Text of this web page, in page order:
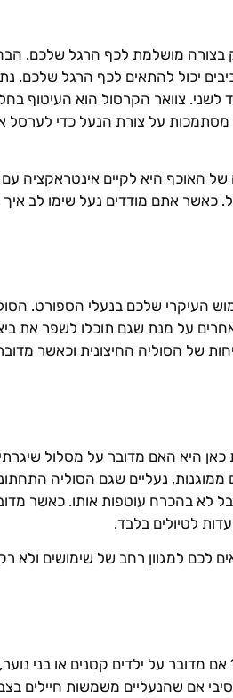
מושלמת לכף הרגל שלכם.
יכול להתאים לכף הרגל שלכם.
צוואר הקרסול הוא העיטוף
על צורת הנעל כדי
האוכף היא לקיים אינטראקציה
כאשר אתם מודדים נעל שימו לב
שלכם בנעלי הספורט.
על מנת שגם תוכלו לשפר את
הסוליה החיצונית וכאשר מדובר
היא האם מדובר על מסלול
נעליים שגם הסוליה
לא בהכרח עוטפות אותו. כאשר
לטיולים בלבד.
לכם למגוון רחב של שימושים ולא
על ילדים קטנים או בני
אם שהנעליים משמשות חיילים